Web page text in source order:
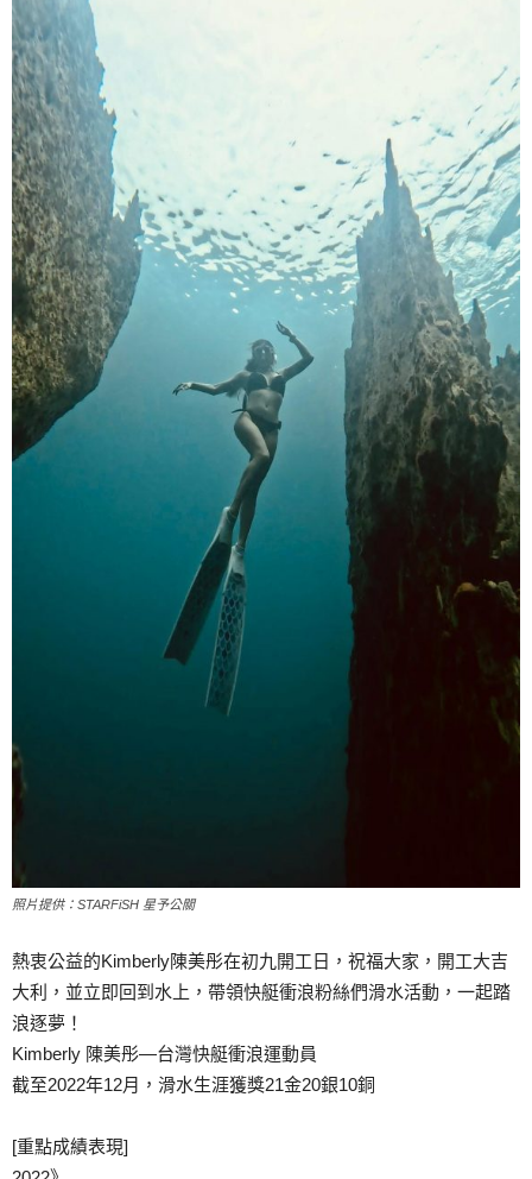
照片提供：STARFiSH 星予公關
熱衷公益的Kimberly陳美彤在初九開工日，祝福大家，開工大吉
大利，並立即回到水上，帶領快艇衝浪粉絲們滑水活動，一起踏
浪逐夢！
Kimberly 陳美彤—台灣快艇衝浪運動員
截至2022年12月，滑水生涯獲獎21金20銀10銅
[重點成績表現]